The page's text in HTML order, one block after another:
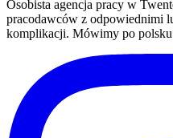
Osobista agencja pracy w
pracodawców z odpowiednimi
komplikacji. Mówimy po